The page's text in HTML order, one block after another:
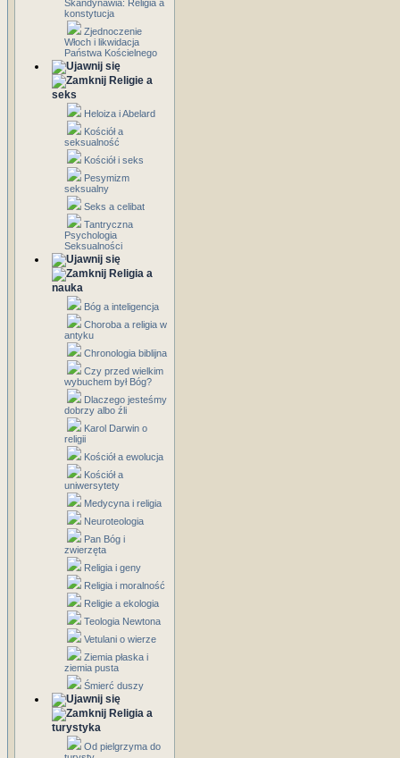
Skandynawia: Religia a
konstytucja
Zjednoczenie
Włoch i likwidacja
Państwa Kościelnego
Religie a
seks
Heloiza i Abelard
Kościół a
seksualność
Kościół i seks
Pesymizm
seksualny
Seks a celibat
Tantryczna
Psychologia
Seksualności
Religia a
nauka
Bóg a inteligencja
Choroba a religia w
antyku
Chronologia biblijna
Czy przed wielkim
wybuchem był Bóg?
Dlaczego jesteśmy
dobrzy albo źli
Karol Darwin o
religii
Kościół a ewolucja
Kościół a
uniwersytety
Medycyna i religia
Neuroteologia
Pan Bóg i
zwierzęta
Religia i geny
Religia i moralność
Religie a ekologia
Teologia Newtona
Vetulani o wierze
Ziemia płaska i
ziemia pusta
Śmierć duszy
Religia a
turystyka
Od pielgrzyma do